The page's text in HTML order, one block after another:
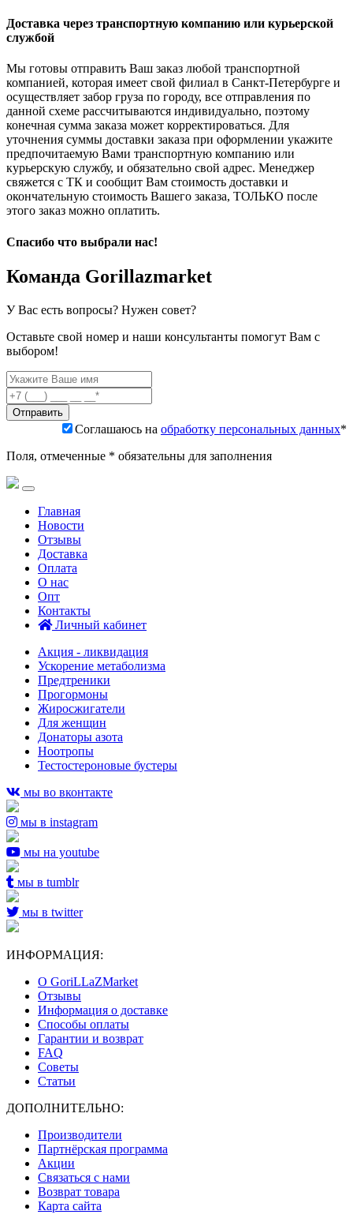
Доставка через транспортную компанию или курьерской
службой
Мы готовы отправить Ваш заказ любой транспортной
компанией, которая имеет свой филиал в Санкт-Петербурге и
осуществляет забор груза по городу, все отправления по
данной схеме рассчитываются индивидуально, поэтому
конечная сумма заказа может корректироваться. Для
уточнения суммы доставки заказа при оформлении укажите
предпочитаемую Вами транспортную компанию или
курьерскую службу, и обязательно свой адрес. Менеджер
свяжется с ТК и сообщит Вам стоимость доставки и
окончательную стоимость Вашего заказа, ТОЛЬКО после
этого заказ можно оплатить.
Спасибо что выбрали нас!
Команда Gorillazmarket
У Вас есть вопросы? Нужен совет?
Оставьте свой номер и наши консультанты помогут Вам с
выбором!
Соглашаюсь на обработку персональных данных*
Поля, отмеченные * обязательны для заполнения
Главная
Новости
Отзывы
Доставка
Оплата
О нас
Опт
Контакты
Личный кабинет
Акция - ликвидация
Ускорение метаболизма
Предтреники
Прогормоны
Жиросжигатели
Для женщин
Донаторы азота
Ноотропы
Тестостероновые бустеры
мы во вконтакте
мы в instagram
мы на youtube
мы в tumblr
мы в twitter
ИНФОРМАЦИЯ:
О GoriLLaZMarket
Отзывы
Информация о доставке
Способы оплаты
Гарантии и возврат
FAQ
Советы
Статьи
ДОПОЛНИТЕЛЬНО:
Производители
Партнёрская программа
Акции
Связаться с нами
Возврат товара
Карта сайта